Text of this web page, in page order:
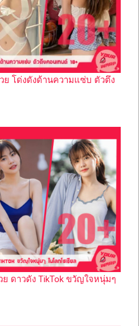
ย โด่งดังด้านความแซ่บ ตัวตึง
ย ดาวดัง TikTok ขวัญใจหนุ่มๆ